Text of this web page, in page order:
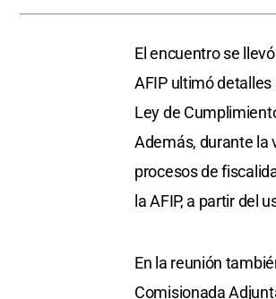
El encuentro se
AFIP ultimó
Ley de
Además, durante la
procesos de
la AFIP, a partir del
En la reunión
Comisionada